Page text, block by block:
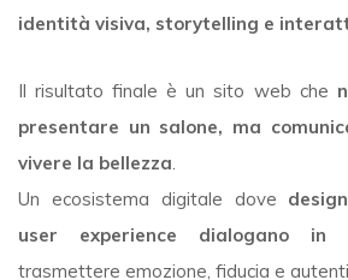
identità visiva, storytelling e
Il risultato finale è un sito web che
presentare un salone, ma
vivere la bellezza
Un ecosistema digitale dove
user experience dialogano in
trasmettere emozione, fiducia e